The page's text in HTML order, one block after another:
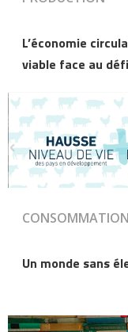
L’économie
viable face au
Un monde sans